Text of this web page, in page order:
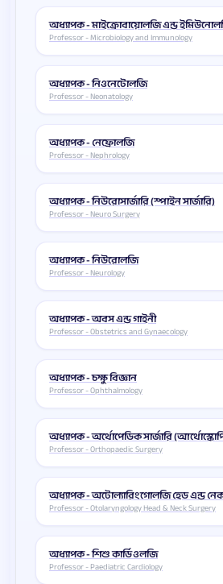
অধ্যাপক - মাইক্রোবায়োলজি এন্ড
Professor - Microbiology and Immunology
অধ্যাপক - নিওনেটোলজি
Professor - Neonatology
অধ্যাপক - নেফ্রোলজি
Professor - Nephrology
অধ্যাপক - নিউরোসার্জারি (স্পাইন সার্জারি)
Professor - Neuro Surgery
অধ্যাপক - নিউরোলজি
Professor - Neurology
অধ্যাপক - অবস এন্ড গাইনী
Professor - Obstetrics and Gynaecology
অধ্যাপক - চক্ষু বিজ্ঞান
Professor - Ophthalmology
অধ্যাপক - অর্থোপেডিক সার্জারি
Professor - Orthopaedic Surgery
অধ্যাপক - অটোল্যারিংগোলজি হেড এন্ড নেক
Professor - Otolaryngology Head & Neck Surgery
অধ্যাপক - শিশু কার্ডিওলজি
Professor - Paediatric Cardiology